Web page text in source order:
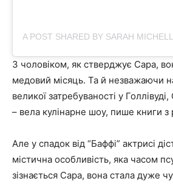
З чоловіком, як стверджує Сара,
медовий місяць. Та й незважаючи
великої затребуваності у
– вела кулінарне шоу, пише книги
Але у спадок від “Баффі” актрисі
містична особливість, яка часом
зізнається Сара, вона стала дуже